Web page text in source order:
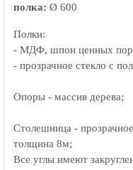
полка: Ø 600
Полки:
- МДФ, шпон ценных
- прозрачное стекло с
Опоры - массив дерева;
Столешница -
толщина 8м;
Все углы имеют